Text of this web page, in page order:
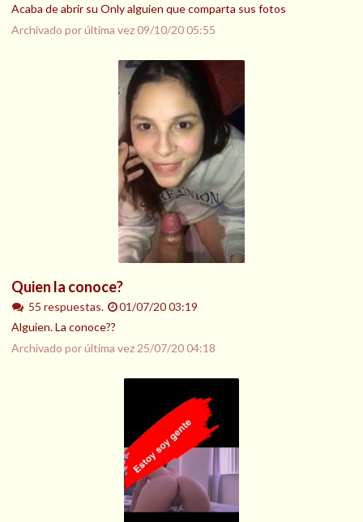
Acaba de abrir su Only alguien que comparta sus fotos
Archivado por última vez09/10/20 05:55
Quien la conoce?
55 respuestas.
01/07/20 03:19
Alguien. La conoce??
Archivado por última vez 25/07/20 04:18